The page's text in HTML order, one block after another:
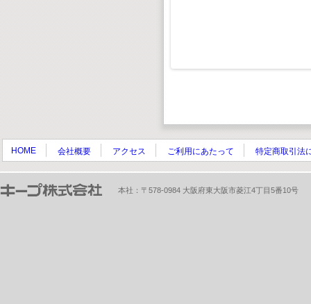
¥1,800(税抜)
HOME 会社概要 アクセス ご利用にあたって 特定商取引法
本社：〒578-0984 大阪府東大阪市菱江4丁目5番10号